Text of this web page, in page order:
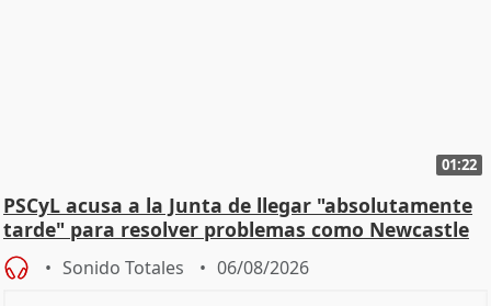
01:22
PSCyL acusa a la Junta de llegar "absolutamente
tarde" para resolver problemas como Newcastle
Sonido Totales 06/08/2026